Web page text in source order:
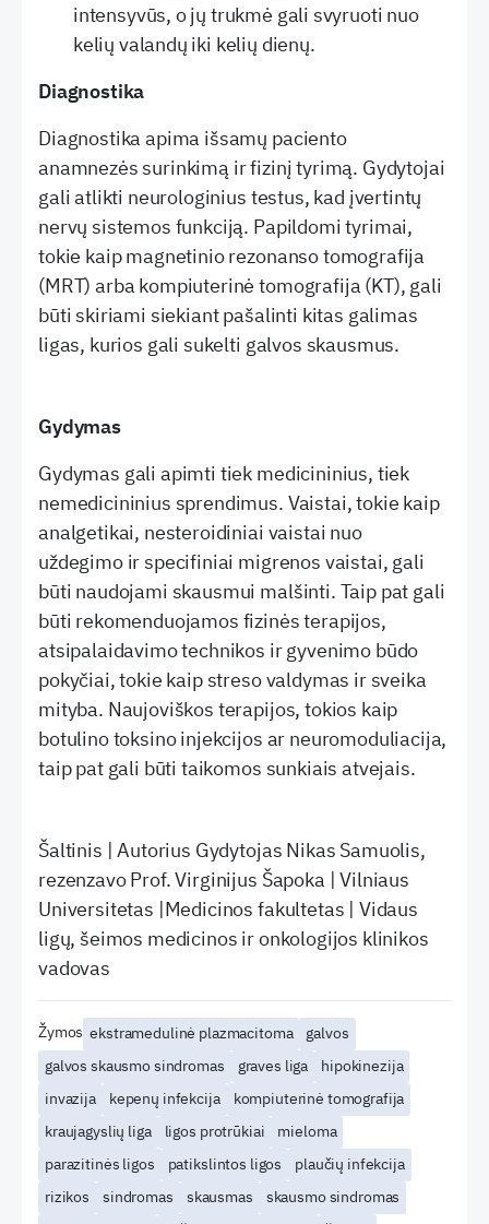
intensyvūs, o jų trukmė gali svyruoti nuo
kelių valandų iki kelių dienų.
Diagnostika
Diagnostika apima išsamų paciento
anamnezės surinkimą ir fizinį tyrimą. Gydytojai
gali atlikti neurologinius testus, kad įvertintų
nervų sistemos funkciją. Papildomi tyrimai,
tokie kaip magnetinio rezonanso tomografija
(MRT) arba kompiuterinė tomografija (KT), gali
būti skiriami siekiant pašalinti kitas galimas
ligas, kurios gali sukelti galvos skausmus.
Gydymas
Gydymas gali apimti tiek medicininius, tiek
nemedicininius sprendimus. Vaistai, tokie kaip
analgetikai, nesteroidiniai vaistai nuo
uždegimo ir specifiniai migrenos vaistai, gali
būti naudojami skausmui malšinti. Taip pat gali
būti rekomenduojamos fizinės terapijos,
atsipalaidavimo technikos ir gyvenimo būdo
pokyčiai, tokie kaip streso valdymas ir sveika
mityba. Naujoviškos terapijos, tokios kaip
botulino toksino injekcijos ar neuromoduliacija,
taip pat gali būti taikomos sunkiais atvejais.
Šaltinis | Autorius Gydytojas Nikas Samuolis,
rezenzavo Prof. Virginijus Šapoka | Vilniaus
Universitetas |Medicinos fakultetas | Vidaus
ligų, šeimos medicinos ir onkologijos klinikos
vadovas
Žymos ekstramedulinė plazmacitoma
galvos
galvos skausmo sindromas
graves liga
hipokinezija
invazija
kepenų infekcija
kompiuterinė tomografija
kraujagyslių liga
ligos protrūkiai
mieloma
parazitinės ligos
patikslintos ligos
plaučių infekcija
rizikos
sindromas skausmas
skausmo sindromas